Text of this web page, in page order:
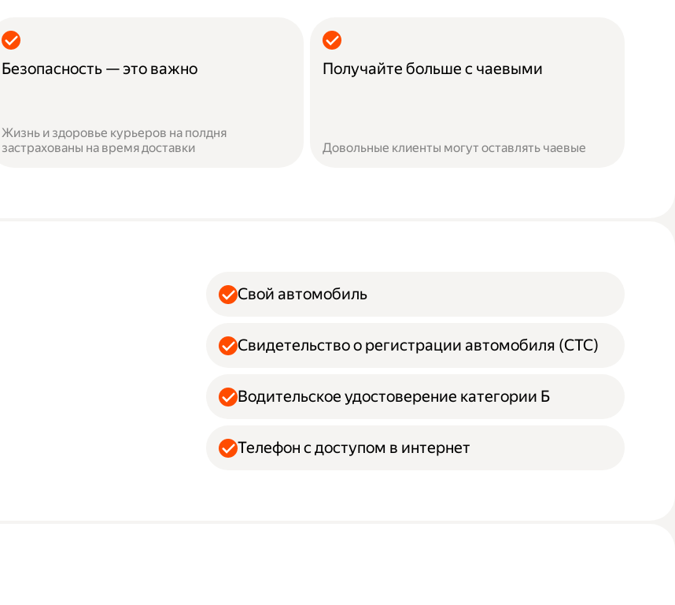
Безопасность — это важно
Жизнь и здоровье курьеров на полдня
застрахованы на время доставки
Получайте больше с чаевыми
Довольные клиенты могут оставлять чаевые
Свой автомобиль
Свидетельство о регистрации автомобиля (СТС)
Водительское удостоверение категории Б
Телефон с доступом в интернет